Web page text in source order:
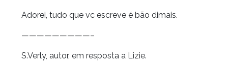
Adorei, tudo que vc escreve é bão dimais.
—————————–
S.Verly, autor, em resposta a Lizie.